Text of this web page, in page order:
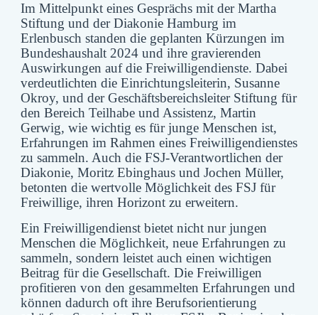
Im Mittelpunkt eines Gesprächs mit der Martha
Stiftung und der Diakonie Hamburg im
Erlenbusch standen die geplanten Kürzungen im
Bundeshaushalt 2024 und ihre gravierenden
Auswirkungen auf die Freiwilligendienste. Dabei
verdeutlichten die Einrichtungsleiterin, Susanne
Okroy, und der Geschäftsbereichsleiter Stiftung für
den Bereich Teilhabe und Assistenz, Martin
Gerwig, wie wichtig es für junge Menschen ist,
Erfahrungen im Rahmen eines Freiwilligendienstes
zu sammeln. Auch die FSJ-Verantwortlichen der
Diakonie, Moritz Ebinghaus und Jochen Müller,
betonten die wertvolle Möglichkeit des FSJ für
Freiwillige, ihren Horizont zu erweitern.
Ein Freiwilligendienst bietet nicht nur jungen
Menschen die Möglichkeit, neue Erfahrungen zu
sammeln, sondern leistet auch einen wichtigen
Beitrag für die Gesellschaft. Die Freiwilligen
profitieren von den gesammelten Erfahrungen und
können dadurch oft ihre Berufsorientierung